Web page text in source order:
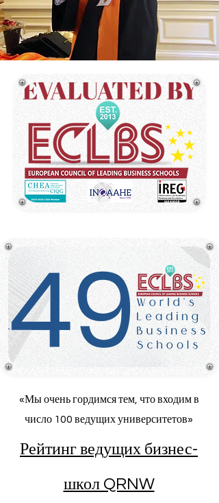
«Мы очень гордимся тем, что входим в
число 100 ведущих университетов»
Рейтинг ведущих бизнес-
школ QRNW